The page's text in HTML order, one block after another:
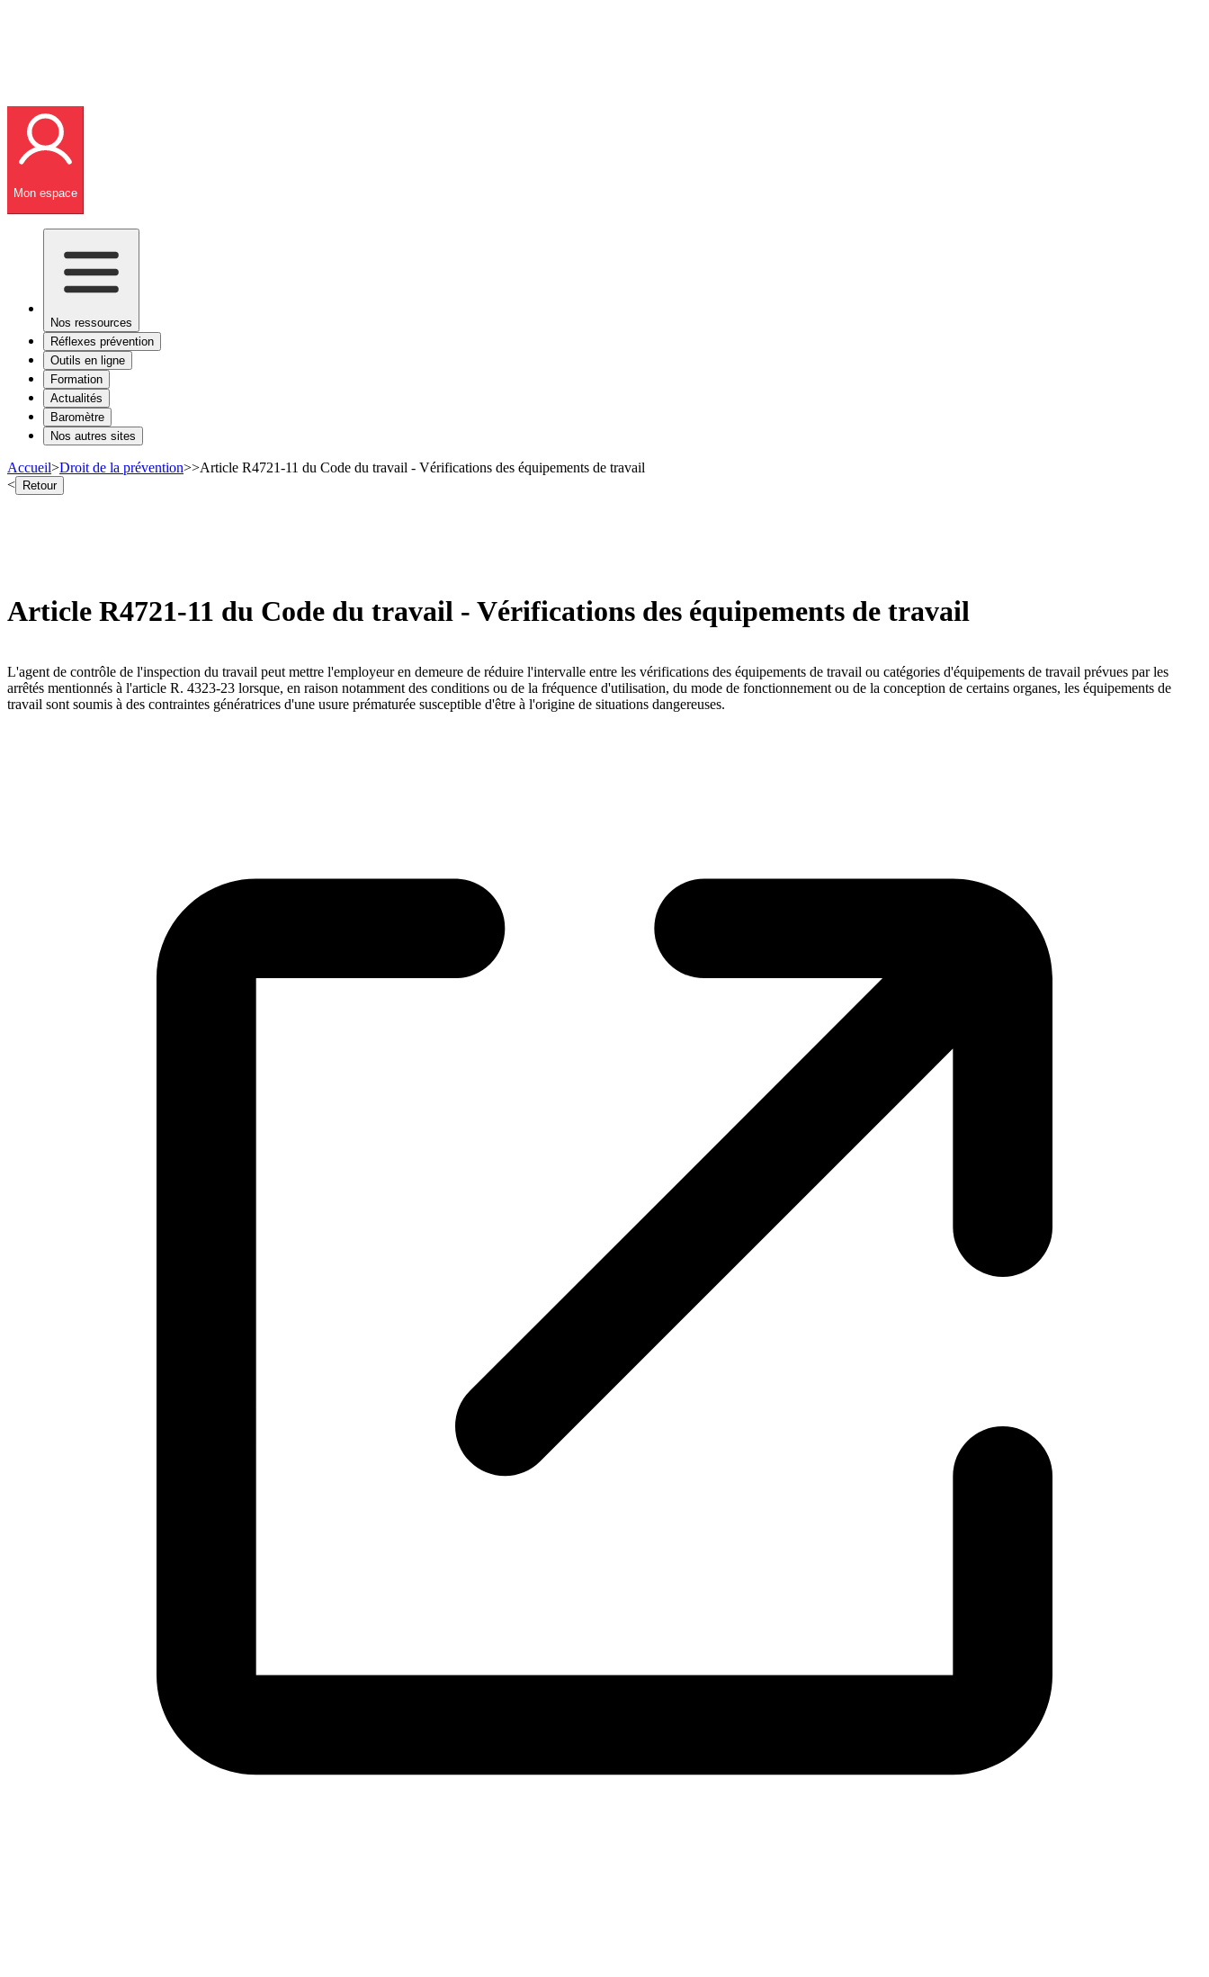
Mon espace
Nos ressources
Réflexes prévention
Outils en ligne
Formation
Actualités
Baromètre
Nos autres sites
Accueil>Droit de la prévention>>Article R4721-11 du Code du travail - Vérifications des équipements de travail
< Retour
Article R4721-11 du Code du travail - Vérifications des équipements de travail
L'agent de contrôle de l'inspection du travail peut mettre l'employeur en demeure de réduire l'intervalle entre les vérifications des équipements de travail ou catégories d'équipements de travail prévues par les
arrêtés mentionnés à l'article R. 4323-23 lorsque, en raison notamment des conditions ou de la fréquence d'utilisation, du mode de fonctionnement ou de la conception de certains organes, les équipements de
travail sont soumis à des contraintes génératrices d'une usure prématurée susceptible d'être à l'origine de situations dangereuses.